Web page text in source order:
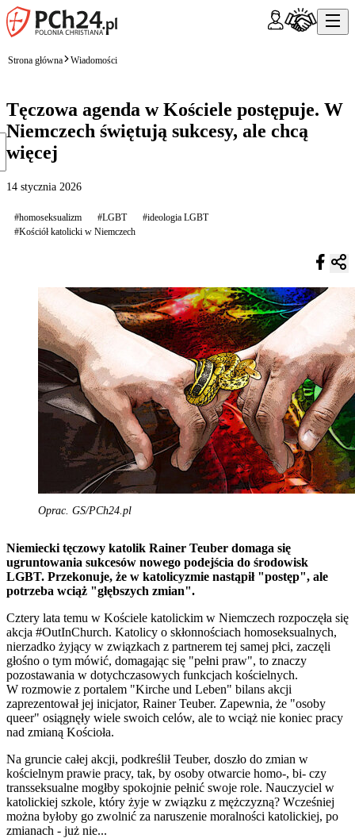
Strona główna Wiadomości
Tęczowa agenda w Kościele postępuje. W
Niemczech świętują sukcesy, ale chcą
więcej
14 stycznia 2026
#homoseksualizm #LGBT
#ideologia LGBT
#Kościół katolicki w Niemczech
Oprac. GS/PCh24.pl
Niemiecki tęczowy katolik Rainer Teuber domaga się
ugruntowania sukcesów nowego podejścia do środowisk
LGBT. Przekonuje, że w katolicyzmie nastąpił "postęp", ale
potrzeba wciąż "głębszych zmian".
Cztery lata temu w Kościele katolickim w Niemczech rozpoczęła się
akcja #OutInChurch. Katolicy o skłonnościach homoseksualnych,
nierzadko żyjący w związkach z partnerem tej samej płci, zaczęli
głośno o tym mówić, domagając się "pełni praw", to znaczy
pozostawania w dotychczasowych funkcjach kościelnych.
W rozmowie z portalem "Kirche und Leben" bilans akcji
zaprezentował jej inicjator, Rainer Teuber. Zapewnia, że "osoby
queer" osiągnęły wiele swoich celów, ale to wciąż nie koniec pracy
nad zmianą Kościoła.
Na gruncie całej akcji, podkreślił Teuber, doszło do zmian w
kościelnym prawie pracy, tak, by osoby otwarcie homo-, bi- czy
transseksualne mogłby spokojnie pełnić swoje role. Nauczyciel w
katolickiej szkole, który żyje w związku z mężczyzną? Wcześniej
można byłoby go zwolnić za naruszenie moralności katolickiej, po
zmianach - już nie...